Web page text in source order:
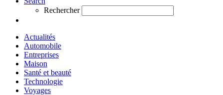
Rechercher
Actualités
Automobile
Entreprises
Maison
Santé et beauté
Technologie
Voyages